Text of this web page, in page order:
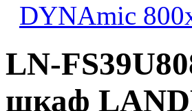
DYNAmic
LN-
шкаф